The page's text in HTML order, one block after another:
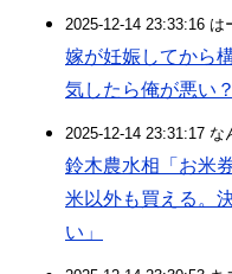
2025-12-14 23:33:16 は
嫁が妊娠してから
気したら俺が悪い？
2025-12-14 23:31:17 な
鈴木農水相「お米
米以外も買える。
い」